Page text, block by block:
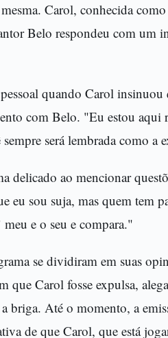
Carol, conhecida
Belo respondeu com um
quando Carol insinuou
com Belo. "Eu estou aqui
será lembrada como a
delicado ao mencionar
eu sou suja, mas quem tem
e o seu e compara."
se dividiram em suas
que Carol fosse expulsa,
briga. Até o momento, a
de que Carol, que está